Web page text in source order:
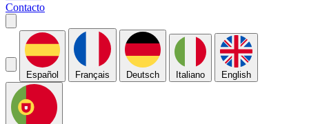
Contacto
Español Français Deutsch Italiano English